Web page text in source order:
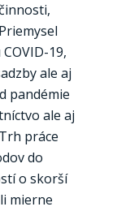
19,
ale aj
pandémie
ale aj
práce
do
o skorší
mierne